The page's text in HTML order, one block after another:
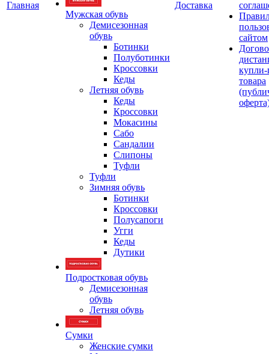
Главная
Мужская обувь
Демисезонная
обувь
Ботинки
Полуботинки
Кроссовки
Кеды
Летняя обувь
Кеды
Кроссовки
Мокасины
Сабо
Сандалии
Слипоны
Туфли
Туфли
Зимняя обувь
Ботинки
Кроссовки
Полусапоги
Угги
Кеды
Дутики
Подростковая обувь
Демисезонная
обувь
Летняя обувь
Сумки
Женские сумки
Доставка
сайтом
товара